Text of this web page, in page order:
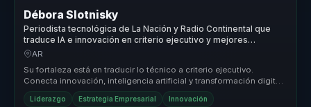
Débora Slotnisky
Periodista tecnológica de La Nación y Radio Continental que
traduce IA e innovación en criterio ejecutivo y mejores
decisiones para líderes.
AR
Su fortaleza está en traducir lo técnico a criterio ejecutivo.
Conecta innovación, inteligencia artificial y transformación digital
con p...
Liderazgo Estrategia Empresarial Innovación